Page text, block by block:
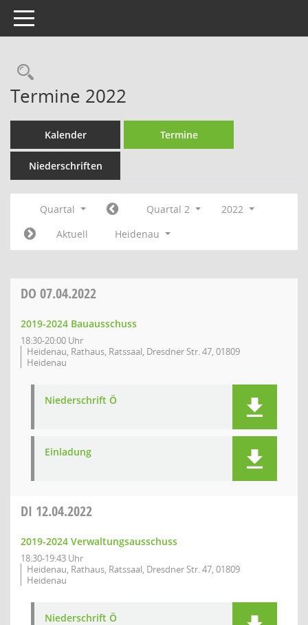
Toggle navigation
Rechercheauswahl
Termine 2022
Kalender Termine
Niederschriften
Quartal Quartal 2
2022
Aktuell
Heidenau
DO 07.04.2022
2019-2024 Bauausschuss
18:30-20:00 Uhr
Heidenau, Rathaus, Ratssaal, Dresdner Str. 47, 01809
Heidenau
Niederschrift Ö
Einladung
DI 12.04.2022
2019-2024 Verwaltungsausschuss
18:30-19:43 Uhr
Heidenau, Rathaus, Ratssaal, Dresdner Str. 47, 01809
Heidenau
Niederschrift Ö